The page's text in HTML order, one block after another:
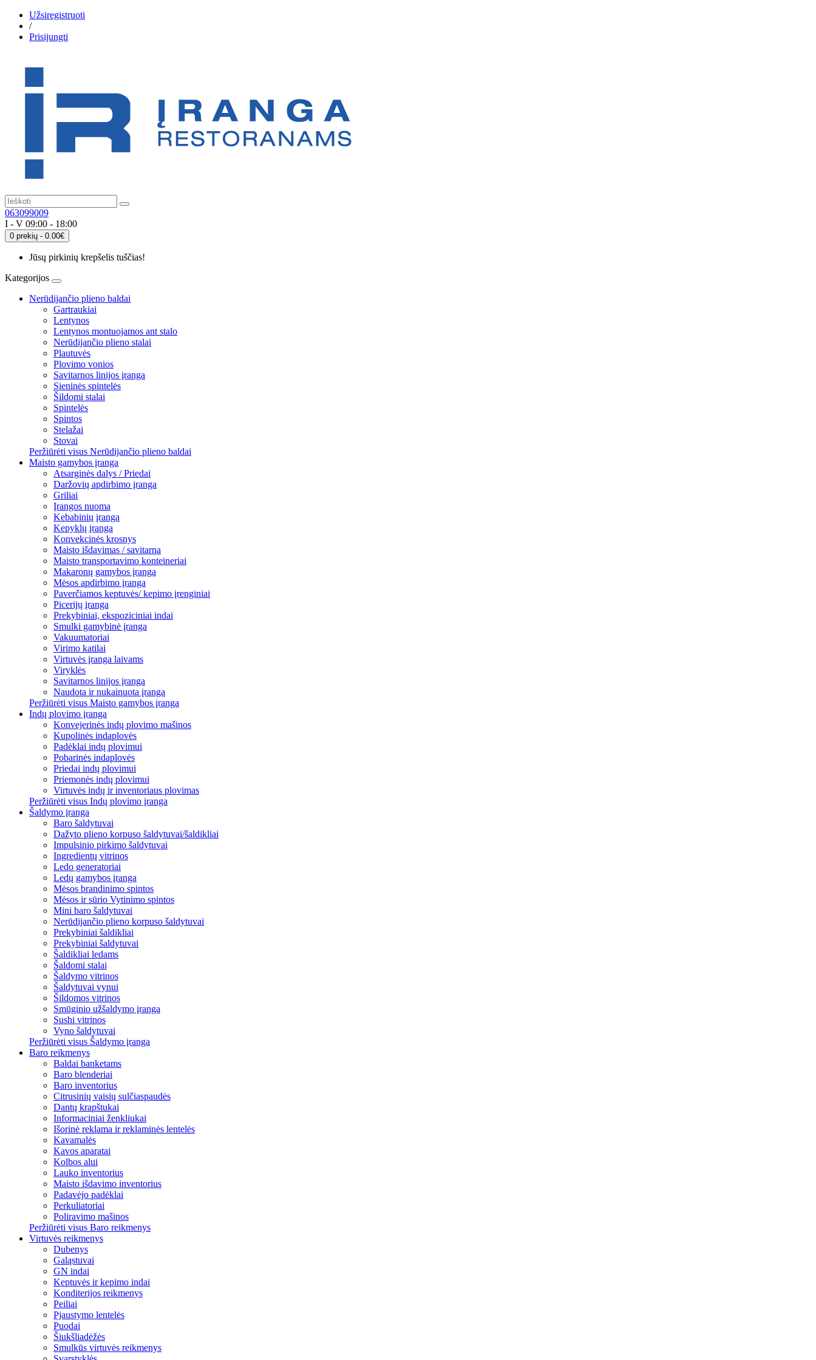
Užsiregistruoti
/
Prisijungti
063099009
I - V 09:00 - 18:00
0 prekių - 0.00€
Jūsų pirkinių krepšelis tuščias!
Kategorijos
Nerūdijančio plieno baldai
Gartraukiai
Lentynos
Lentynos montuojamos ant stalo
Nerūdijančio plieno stalai
Plautuvės
Plovimo vonios
Savitarnos linijos įranga
Sieninės spintelės
Šildomi stalai
Spintelės
Spintos
Stelažai
Stovai
Peržiūrėti visus Nerūdijančio plieno baldai
Maisto gamybos įranga
Atsarginės dalys / Priedai
Daržovių apdirbimo įranga
Griliai
Įrangos nuoma
Kebabinių įranga
Kepyklų įranga
Konvekcinės krosnys
Maisto išdavimas / savitarna
Maisto transportavimo konteineriai
Makaronų gamybos įranga
Mėsos apdirbimo įranga
Paverčiamos keptuvės/ kepimo įrenginiai
Picerijų įranga
Prekybiniai, ekspoziciniai indai
Smulki gamybinė įranga
Vakuumatoriai
Virimo katilai
Virtuvės įranga laivams
Viryklės
Savitarnos linijos įranga
Naudota ir nukainuota įranga
Peržiūrėti visus Maisto gamybos įranga
Indų plovimo įranga
Konvejerinės indų plovimo mašinos
Kupolinės indaplovės
Padėklai indų plovimui
Pobarinės indaplovės
Priedai indų plovimui
Priemonės indų plovimui
Virtuvės indų ir inventoriaus plovimas
Peržiūrėti visus Indų plovimo įranga
Šaldymo įranga
Baro šaldytuvai
Dažyto plieno korpuso šaldytuvai/šaldikliai
Impulsinio pirkimo šaldytuvai
Ingredientų vitrinos
Ledo generatoriai
Ledų gamybos įranga
Mėsos brandinimo spintos
Mėsos ir sūrio Vytinimo spintos
Mini baro šaldytuvai
Nerūdijančio plieno korpuso šaldytuvai
Prekybiniai šaldikliai
Prekybiniai šaldytuvai
Šaldikliai ledams
Šaldomi stalai
Šaldymo vitrinos
Šaldytuvai vynui
Šildomos vitrinos
Smūginio užšaldymo įranga
Sushi vitrinos
Vyno šaldytuvai
Peržiūrėti visus Šaldymo įranga
Baro reikmenys
Baldai banketams
Baro blenderiai
Baro inventorius
Citrusinių vaisių sulčiaspaudės
Dantų krapštukai
Informaciniai ženkliukai
Išorinė reklama ir reklaminės lentelės
Kavamalės
Kavos aparatai
Kolbos alui
Lauko inventorius
Maisto išdavimo inventorius
Padavėjo padėklai
Perkuliatoriai
Poliravimo mašinos
Peržiūrėti visus Baro reikmenys
Virtuvės reikmenys
Dubenys
Galąstuvai
GN indai
Keptuvės ir kepimo indai
Konditerijos reikmenys
Peiliai
Pjaustymo lentelės
Puodai
Šiukšliadėžės
Smulkūs virtuvės reikmenys